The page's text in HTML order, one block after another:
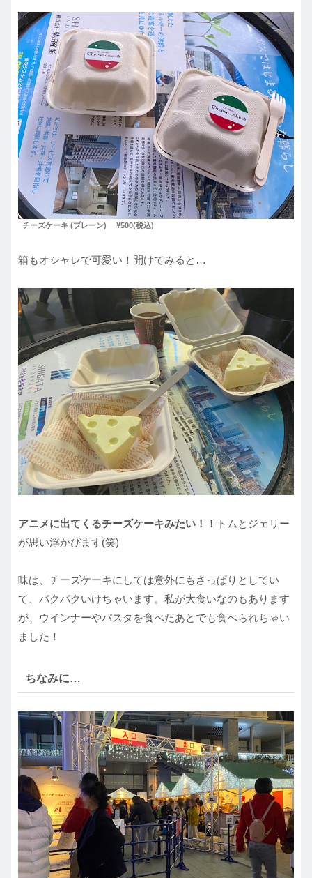
チーズケーキ (プレーン) ¥500(税込)
箱もオシャレで可愛い！開けてみると…
アニメに出てくるチーズケーキみたい！！
トムとジェリー
が思い浮かびます(笑)
味は、チーズケーキにしては意外にもさっぱりとしてい
て、パクパクいけちゃいます。私が大食いなのもあります
が、ウインナーやパスタを食べたあとでも食べられちゃい
ました！
ちなみに…